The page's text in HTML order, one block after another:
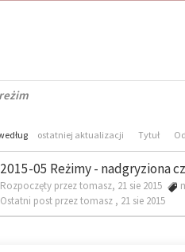
reżim
ostatniej aktualizacji Tytuł
2015-05 Reżimy - nadgryziona
Rozpoczęty przez tomasz, 21 sie 2015
Ostatni post przez tomasz , 21 sie 2015